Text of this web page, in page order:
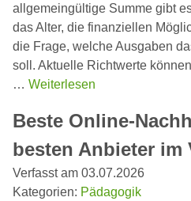
allgemeingültige Summe gibt
das Alter, die finanziellen
die Frage, welche Ausgaben
soll. Aktuelle Richtwerte
… Weiterlesen
Beste Online-
besten Anbieter im
Verfasst am 03.07.2026
Kategorien: Pädagogik